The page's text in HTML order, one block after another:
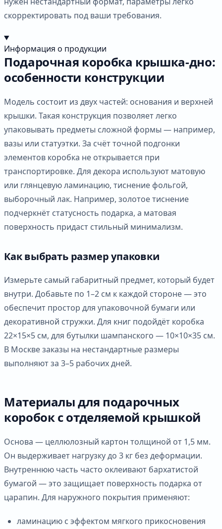
скорректировать под ваши требования.
Информация о продукции
Подарочная коробка крышка-дно:
особенности конструкции
Модель состоит из двух частей: основания и верхней
крышки. Такая конструкция позволяет легко
упаковывать предметы сложной формы — например,
вазы или статуэтки. За счёт точной подгонки
элементов коробка не открывается при
транспортировке. Для декора используют матовую
или глянцевую ламинацию, тиснение фольгой,
выборочный лак. Например, золотое тиснение
подчеркнёт статусность подарка, а матовая
поверхность придаст стильный минимализм.
Как выбрать размер упаковки
Измерьте самый габаритный предмет, который будет
внутри. Добавьте по 1–2 см к каждой стороне — это
обеспечит простор для упаковочной бумаги или
декоративной стружки. Для книг подойдёт коробка
22×15×5 см, для бутылки шампанского — 10×10×35 см.
В Москве заказы на нестандартные размеры
выполняют за 3–5 рабочих дней.
Материалы для подарочных
коробок с отделяемой крышкой
Основа — целлюлозный картон толщиной от 1,5 мм.
Он выдерживает нагрузку до 3 кг без деформации.
Внутреннюю часть часто оклеивают бархатистой
бумагой — это защищает поверхность подарка от
царапин. Для наружного покрытия применяют:
ламинацию с эффектом мягкого прикосновения